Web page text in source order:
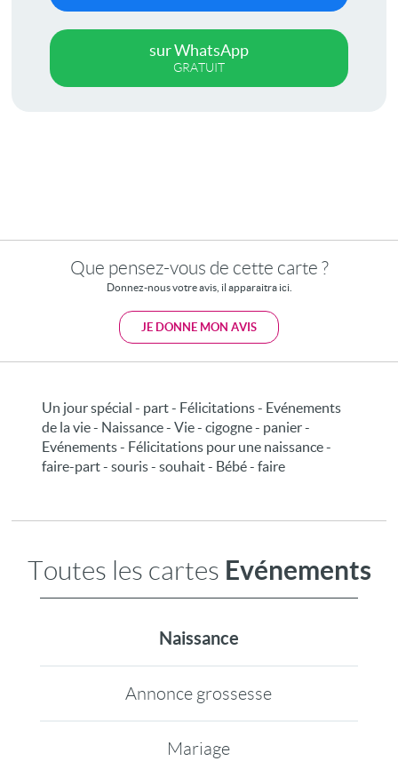
sur WhatsApp
GRATUIT
Que pensez-vous de cette carte ?
Donnez-nous votre avis, il apparaitra ici.
JE DONNE MON AVIS
Un jour spécial - part - Félicitations - Evénements
de la vie - Naissance - Vie - cigogne - panier -
Evénements - Félicitations pour une naissance -
faire-part - souris - souhait - Bébé - faire
Toutes les cartes Evénements
Naissance
Annonce grossesse
Mariage